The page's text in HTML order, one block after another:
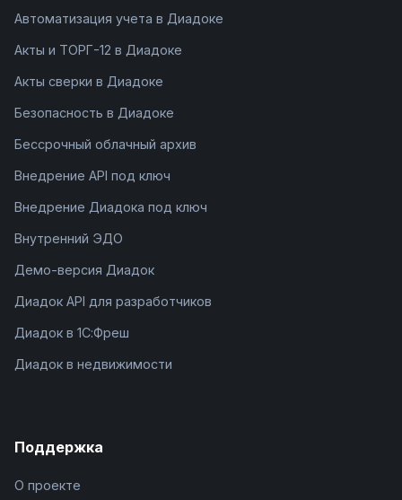
Автоматизация учета в Диадоке
Акты и ТОРГ-12 в Диадоке
Акты сверки в Диадоке
Безопасность в Диадоке
Бессрочный облачный архив
Внедрение API под ключ
Внедрение Диадока под ключ
Внутренний ЭДО
Демо-версия Диадок
Диадок API для разработчиков
Диадок в 1С:Фреш
Диадок в недвижимости
Поддержка
О проекте